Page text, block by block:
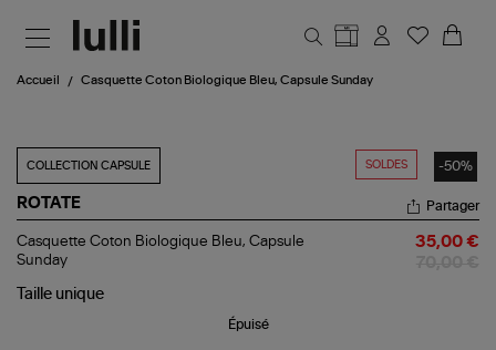
Accueil Casquette Coton Biologique Bleu, Capsule Sunday
SOLDES -50%
COLLECTION CAPSULE
ROTATE
Casquette
Coton
Biologique
Bleu,
Partager
Casquette Coton Biologique Bleu, Capsule
Sunday
35,00 €
Taille unique
Épuisé